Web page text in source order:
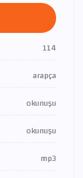
114
arapça
okunuşu
okunuşu
mp3